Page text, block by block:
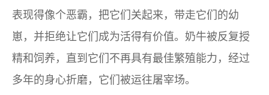
表现得像个恶霸，把它们关起来，带走它们的幼
崽，并拒绝让它们成为活得有价值。奶牛被反复授
精和饲养，直到它们不再具有最佳繁殖能力，经过
多年的身心折磨，它们被运往屠宰场。